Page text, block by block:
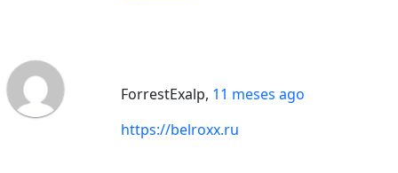
ForrestExalp, 11 meses ago
https://belroxx.ru